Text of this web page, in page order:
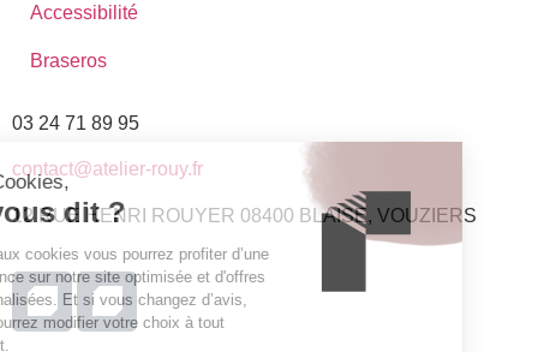
Accessibilité
Braseros
03 24 71 89 95
contact@atelier-rouy.fr
12 RUE HENRI ROUYER 08400 BLAISE, VOUZIERS